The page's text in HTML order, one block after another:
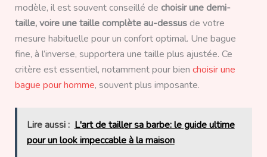
modèle, il est souvent conseillé de choisir une demi-
taille, voire une taille complète au-dessusde votre
mesure habituelle pour un confort optimal. Une bague
fine, à l’inverse, supportera une taille plus ajustée. Ce
critère est essentiel, notamment pour bien choisir une
bague pour homme, souvent plus imposante.
Lire aussi : L'art de tailler sa barbe: le guide ultime
pour un look impeccable à la maison